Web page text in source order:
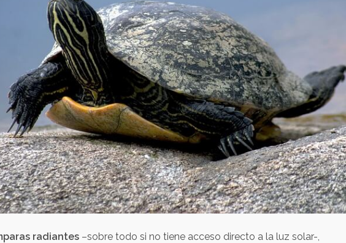
radiantes –sobre todo si no tiene acceso directo a la luz solar-,